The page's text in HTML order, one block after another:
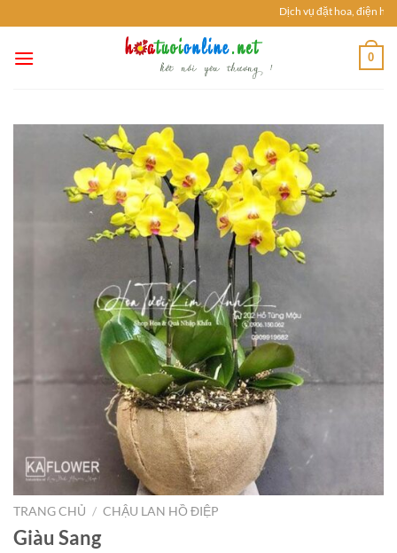
đến
nội
Dịch vụ đặt hoa, điện
0
TRANG CHỦ / CHẬU LAN HỒ ĐIỆP
Giàu Sang